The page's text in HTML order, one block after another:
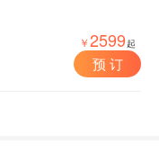
￥2599起
预 订